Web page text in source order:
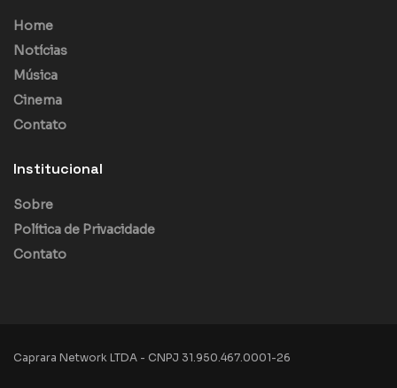
Home
Notícias
Música
Cinema
Contato
Institucional
Sobre
Política de Privacidade
Contato
Caprara Network LTDA - CNPJ 31.950.467.0001-26